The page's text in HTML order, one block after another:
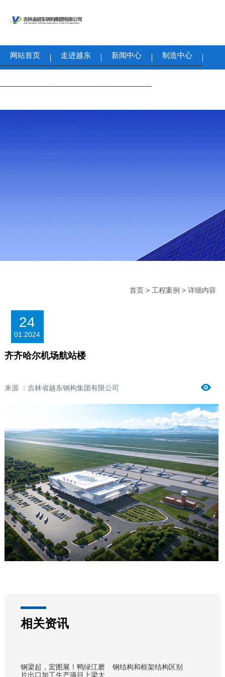
网站首页 走进越东 新闻中心 制造中心
首页 > 工程案例 > 详细内容
24
01 2024
齐齐哈尔机场航站楼
来源 ：吉林省越东钢构集团有限公司
相关资讯
钢梁起，宏图展！鸭绿江磨
片出口加工生产项目上梁大
钢结构和框架结构区别